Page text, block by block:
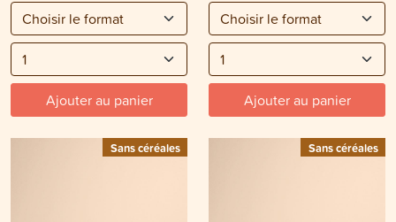
Ajouter au panier Ajouter au panier
Sans céréales Sans céréales